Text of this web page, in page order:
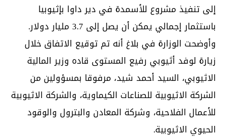
إلى تنفيذ مشروع للأسمدة في دير داوا بإثيوبيا
باستثمار إجمالي يمكن أن يصل إلى 3.7 مليار دولار.
وأوضحت الوزارة في بلاغ أنه تم توقيع الاتفاق خلال
زيارة لوفد أثيوبي رفيع المستوى قاده وزير المالية
الاثيوبي، السيد أحمد شيد، مرفوقا بمسؤولين من
الشركة الاثيوبية للصناعات الكيماوية، والشركة الاثيوبية
للأعمال الفلاحية، وشركة المعادن والبترول والوقود
الحيوي الاثيوبية.